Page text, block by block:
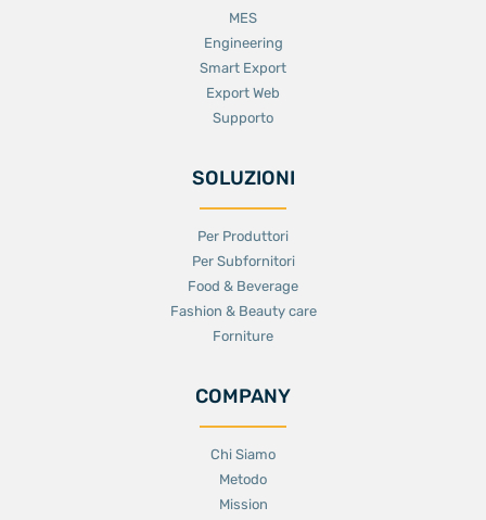
MES
Engineering
Smart Export
Export Web
Supporto
SOLUZIONI
Per Produttori
Per Subfornitori
Food & Beverage
Fashion & Beauty care
Forniture
COMPANY
Chi Siamo
Metodo
Mission